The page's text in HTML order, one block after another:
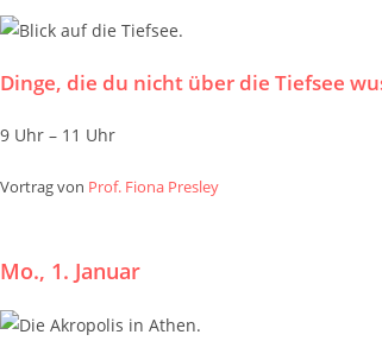
Dinge, die du nicht über die Tiefsee
9 Uhr – 11 Uhr
Vortrag von Prof. Fiona Presley
Mo., 1. Januar